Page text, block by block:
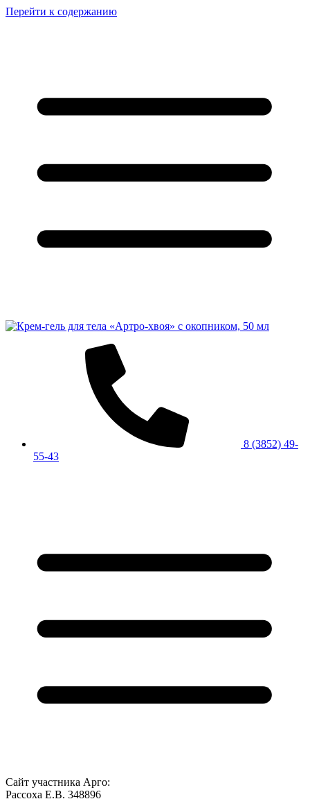
Перейти к содержанию
8 (3852) 49-
55-43
Сайт участника Арго:
Рассоха Е.В. 348896